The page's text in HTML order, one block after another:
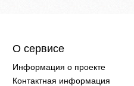
О сервисе
Информация о проекте
Контактная информация